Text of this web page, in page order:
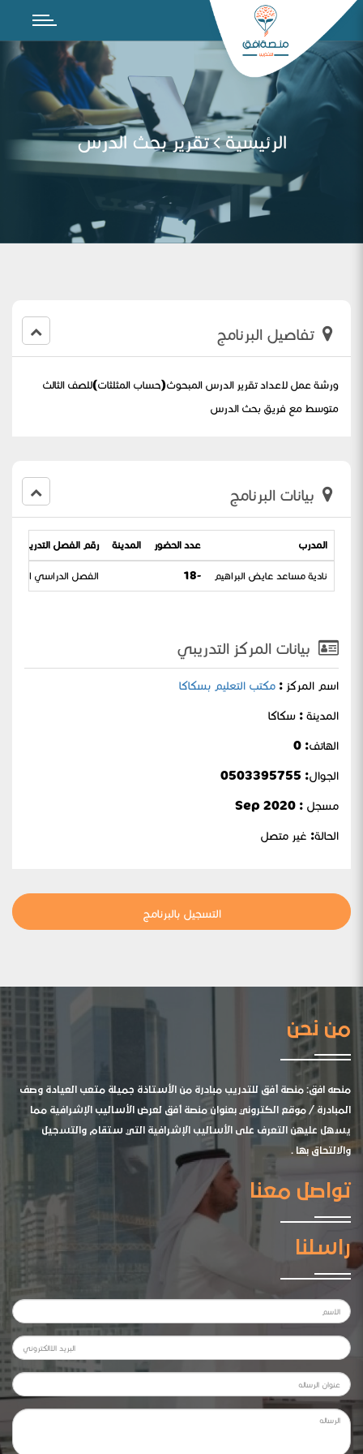
الرئيسية تقرير بحث الدرس
تفاصيل البرنامج
ورشة عمل لاعداد تقرير الدرس المبحوث(حساب المثلثات)للصف الثالث
متوسط مع فريق بحث الدرس
بيانات البرنامج
المدرب عدد الحضور المدينة رقم الفصل التدريبي
نادية مساعد عايض البراهيم -18 الفصل الدراسي الثالث
بيانات المركز التدريبي
اسم المركز : مكتب التعليم بسكاكا
المدينة : سكاكا
الهاتف: 0
الجوال:
مسجل : Sep 2020
الحالة: غير متصل
التسجيل بالبرنامج
من نحن
منصه افق: منصة أفق للتدريب مبادرة من الأستاذة جميلة متعب العيادة وصف
المبادرة / موقع الكتروني بعنوان منصة أفق لعرض الأساليب الإشرافية مما
يسهل عليهن التعرف على الأساليب الإشرافية التي ستقام والتسجيل
والالتحاق بها .
تواصل معنا
راسلنا